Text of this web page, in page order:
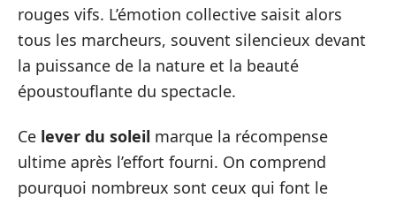
rouges vifs. L’émotion collective saisit alors
tous les marcheurs, souvent silencieux devant
la puissance de la nature et la beauté
époustouflante du spectacle.
Ce lever du soleil marque la récompense
ultime après l’effort fourni. On comprend
pourquoi nombreux sont ceux qui font le